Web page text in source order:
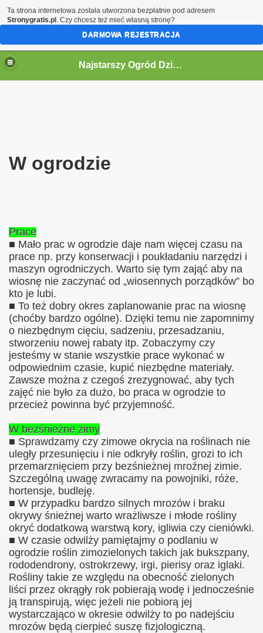
Najstarszy Ogród Działkowy w Polsce
W ogrodzie
Prace
■ Mało prac w ogrodzie daje nam więcej czasu na
prace np. przy konserwacji i poukładaniu narzędzi i
maszyn ogrodniczych. Warto się tym zająć aby na
wiosnę nie zaczynać od „wiosennych porządków” bo
kto je lubi.
■ To też dobry okres zaplanowanie prac na wiosnę
(choćby bardzo ogólne). Dzięki temu nie zapomnimy
o niezbędnym cięciu, sadzeniu, przesadzaniu,
stworzeniu nowej rabaty itp. Zobaczymy czy
jesteśmy w stanie wszystkie prace wykonać w
odpowiednim czasie, kupić niezbędne materiały.
Zawsze można z czegoś zrezygnować, aby tych
zajęć nie było za dużo, bo praca w ogrodzie to
przecież powinna być przyjemność.
W bezśnieżne zimy
■ Sprawdzamy czy zimowe okrycia na roślinach nie
uległy przesunięciu i nie odkryły roślin, grozi to ich
przemarznięciem przy bezśnieżnej mroźnej zimie.
Szczególną uwagę zwracamy na powojniki, róże,
hortensje, budleję.
■ W przypadku bardzo silnych mrozów i braku
okrywy śnieżnej warto wrażliwsze i młode rośliny
okryć dodatkową warstwą kory, igliwia czy cieniówki.
■ W czasie odwilży pamiętajmy o podlaniu w
ogrodzie roślin zimozielonych takich jak bukszpany,
rododendrony, ostrokrzewy, irgi, pierisy oraz iglaki.
Rośliny takie ze względu na obecność zielonych
liści przez okrągły rok pobierają wodę i jednocześnie
ją transpirują, więc jeżeli nie pobiorą jej
wystarczająco w okresie odwilży to po nadejściu
mrozów będą cierpieć suszę fizjologiczną.
informacje.
Ta strona internetowa została utworzona bezpłatnie pod adresem
Stronygratis.pl . Czy chcesz też mieć własną stronę?
DARMOWA REJESTRACJA